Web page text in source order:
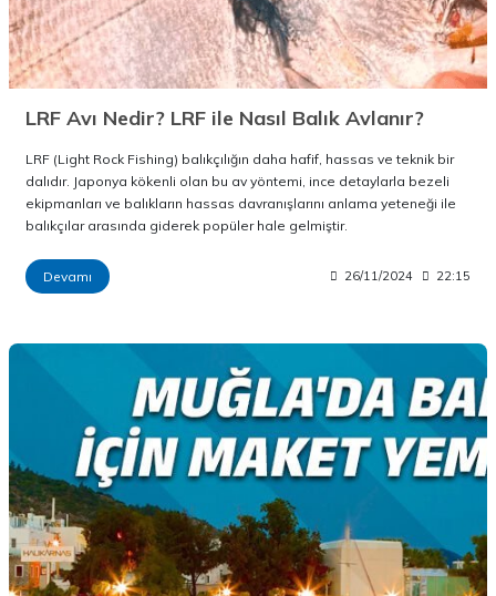
LRF Avı Nedir? LRF ile Nasıl Balık Avlanır?
LRF (Light Rock Fishing) balıkçılığın daha hafif, hassas ve teknik bir
dalıdır. Japonya kökenli olan bu av yöntemi, ince detaylarla bezeli
ekipmanları ve balıkların hassas davranışlarını anlama yeteneği ile
balıkçılar arasında giderek popüler hale gelmiştir.
Devamı 26/11/2024 22:15